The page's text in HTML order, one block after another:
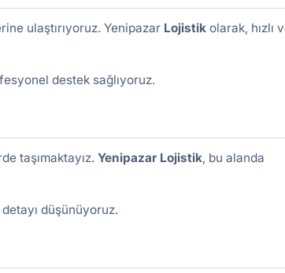
ulaştırıyoruz. Yenipazar Lojistikolarak, hızlı
destek sağlıyoruz.
taşımaktayız. Yenipazar Lojistik, bu alanda
düşünüyoruz.